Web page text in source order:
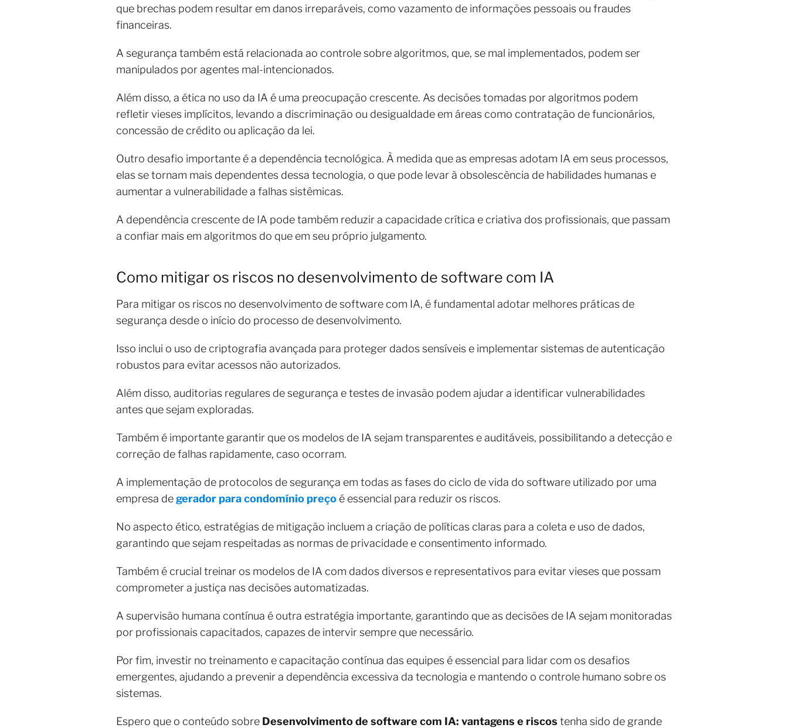
que brechas podem resultar em danos irreparáveis, como vazamento de informações pessoais ou fraudes
financeiras.
A segurança também está relacionada ao controle sobre algoritmos, que, se mal implementados, podem ser
manipulados por agentes mal-intencionados.
Além disso, a ética no uso da IA é uma preocupação crescente. As decisões tomadas por algoritmos podem
refletir vieses implícitos, levando a discriminação ou desigualdade em áreas como contratação de funcionários,
concessão de crédito ou aplicação da lei.
Outro desafio importante é a dependência tecnológica. À medida que as empresas adotam IA em seus processos,
elas se tornam mais dependentes dessa tecnologia, o que pode levar à obsolescência de habilidades humanas e
aumentar a vulnerabilidade a falhas sistêmicas.
A dependência crescente de IA pode também reduzir a capacidade crítica e criativa dos profissionais, que passam
a confiar mais em algoritmos do que em seu próprio julgamento.
Como mitigar os riscos no desenvolvimento de software com IA
Para mitigar os riscos no desenvolvimento de software com IA, é fundamental adotar melhores práticas de
segurança desde o início do processo de desenvolvimento.
Isso inclui o uso de criptografia avançada para proteger dados sensíveis e implementar sistemas de autenticação
robustos para evitar acessos não autorizados.
Além disso, auditorias regulares de segurança e testes de invasão podem ajudar a identificar vulnerabilidades
antes que sejam exploradas.
Também é importante garantir que os modelos de IA sejam transparentes e auditáveis, possibilitando a detecção e
correção de falhas rapidamente, caso ocorram.
A implementação de protocolos de segurança em todas as fases do ciclo de vida do software utilizado por uma
empresa degerador para condomínio preço é essencial para reduzir os riscos.
No aspecto ético, estratégias de mitigação incluem a criação de políticas claras para a coleta e uso de dados,
garantindo que sejam respeitadas as normas de privacidade e consentimento informado.
Também é crucial treinar os modelos de IA com dados diversos e representativos para evitar vieses que possam
comprometer a justiça nas decisões automatizadas.
A supervisão humana contínua é outra estratégia importante, garantindo que as decisões de IA sejam monitoradas
por profissionais capacitados, capazes de intervir sempre que necessário.
Por fim, investir no treinamento e capacitação contínua das equipes é essencial para lidar com os desafios
emergentes, ajudando a prevenir a dependência excessiva da tecnologia e mantendo o controle humano sobre os
sistemas.
Espero que o conteúdo sobre Desenvolvimento de software com IA: vantagens e riscos tenha sido de grande